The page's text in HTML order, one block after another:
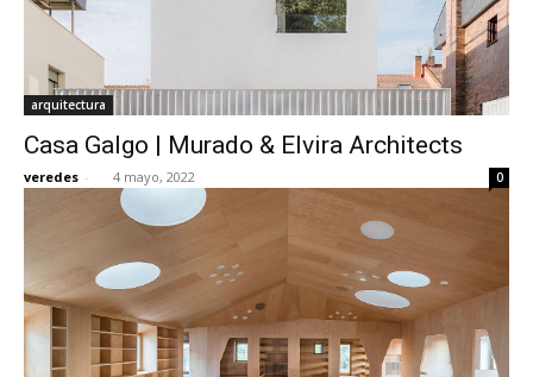
arquitectura
Casa Galgo | Murado & Elvira Architects
veredes - 4 mayo, 2022 0